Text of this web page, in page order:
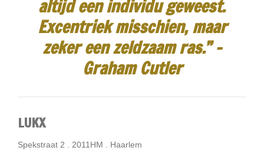
altijd een individu geweest.
Excentriek misschien, maar
zeker een zeldzaam ras.” -
Graham Cutler
LUKX
Spekstraat 2 . 2011HM . Haarlem